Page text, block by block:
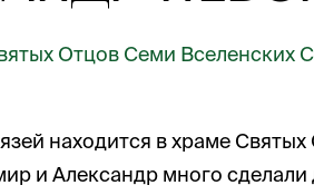
Отцов Семи Вселенских
находится в храме
и Александр много сделали